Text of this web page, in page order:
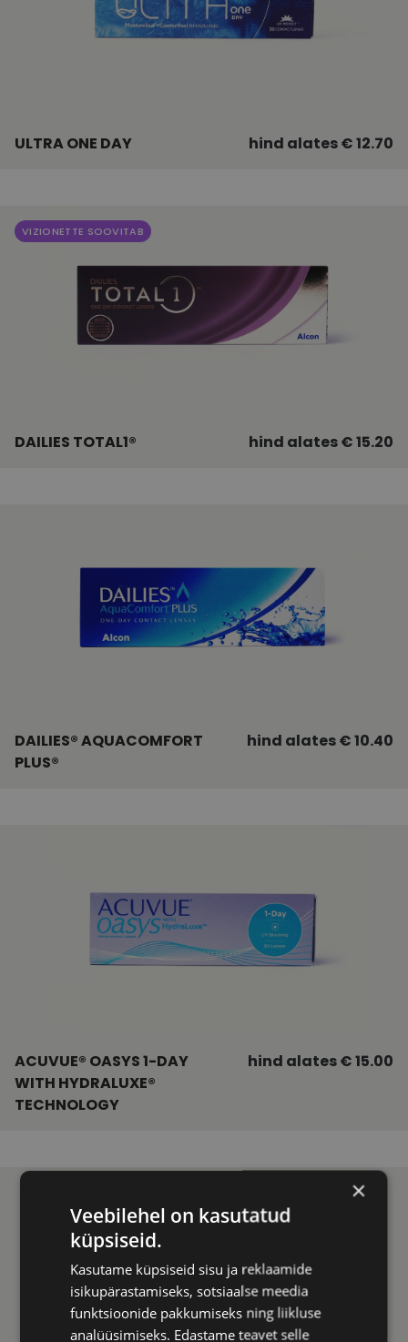
ULTRA ONE DAY hind alates € 12.70
VIZIONETTE SOOVITAB
DAILIES TOTAL1® hind alates € 15.20
DAILIES® AQUACOMFORT
PLUS®
hind alates € 10.40
ACUVUE® OASYS 1-DAY
WITH HYDRALUXE®
TECHNOLOGY
hind alates € 15.00
×
Veebilehel on kasutatud
küpsiseid.
Kasutame küpsiseid sisu ja reklaamide
isikupärastamiseks, sotsiaalse meedia
funktsioonide pakkumiseks ning liikluse
analüüsimiseks. Edastame teavet selle